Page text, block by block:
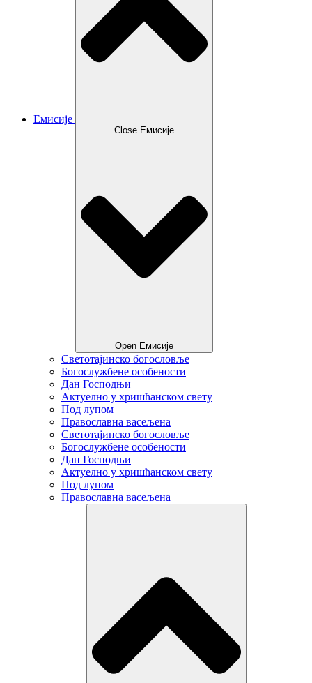
Емисије
Close Емисије
Open Емисије
Светотајинско богословље
Богослужбене особености
Дан Господњи
Актуелно у хришћанском свету
Под лупом
Православна васељена
Светотајинско богословље
Богослужбене особености
Дан Господњи
Актуелно у хришћанском свету
Под лупом
Православна васељена